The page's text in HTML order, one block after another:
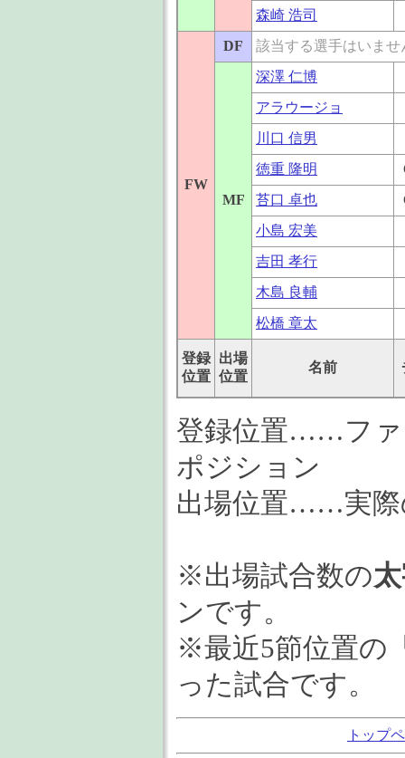
森崎 浩司
FW
DF 該当する選手はいませ
MF
深澤 仁博
アラウージョ
川口 信男
徳重 隆明
苔口 卓也
小島 宏美
吉田 孝行
木島 良輔
松橋 章太
登録
位置
出場
位置
名前
登録位置……ファ
ポジション
出場位置……実際
※出場試合数の
ンです。
※最近5節位置の
った試合です。
トップ